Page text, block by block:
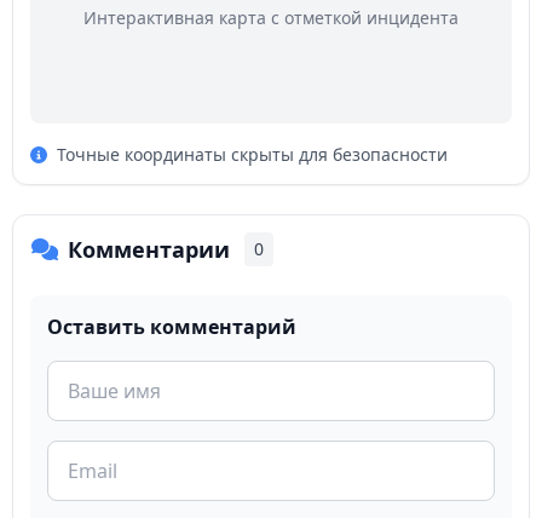
Интерактивная карта с отметкой инцидента
Точные координаты скрыты для безопасности
Комментарии 0
Оставить комментарий